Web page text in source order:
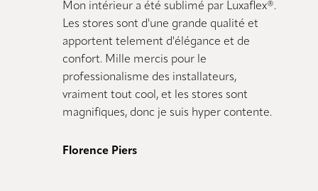
Mon intérieur a été sublimé par Luxaflex®.
Les stores sont d'une grande qualité et
apportent telement d'élégance et de
confort. Mille mercis pour le
professionalisme des installateurs,
vraiment tout cool, et les stores sont
magnifiques, donc je suis hyper contente.
Florence Piers